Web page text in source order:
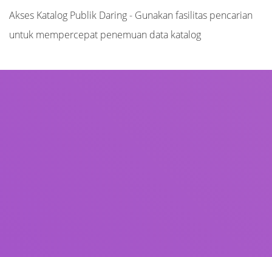
Akses Katalog Publik Daring - Gunakan fasilitas pencarian
untuk mempercepat penemuan data katalog